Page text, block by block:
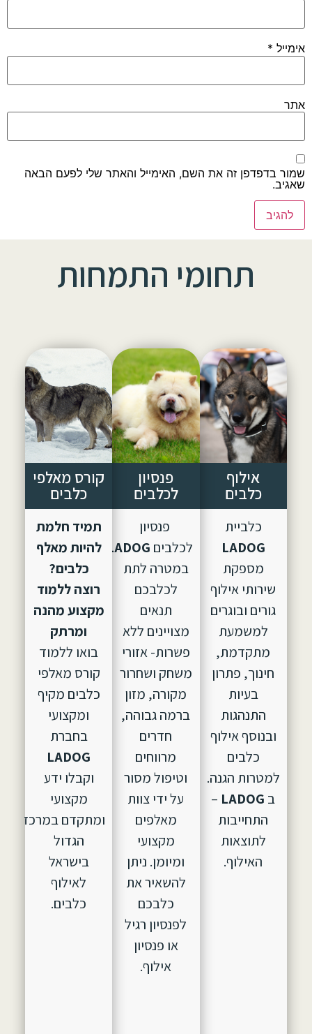
אימייל *
אתר
שמור בדפדפן זה את השם, האימייל והאתר שלי לפעם הבאה
שאגיב.
תחומי התמחות
אילוף
כלבים
כלביית
LADOG
מספקת
שירותי אילוף
גורים ובוגרים
למשמעת
מתקדמת,
חינוך, פתרון
בעיות
התנהגות
ובנוסף אילוף
כלבים
למטרות הגנה.
ב LADOG
–
התחייבות
לתוצאות
האילוף.
פנסיון
לכלבים
פנסיון
לכלבים LADOG, הוקם
במטרה לתת
לכלבכם
תנאים
מצויינים ללא
פשרות- אזורי
משחק ושחרור
מקורה, מזון
ברמה גבוהה,
חדרים
מרווחים
וטיפול מסור
על ידי צוות
מאלפים
מקצועי
ומיומן. ניתן
להשאיר את
כלבכם
לפנסיון רגיל
או פנסיון
אילוף.
קורס מאלפי
כלבים
תמיד חלמת
להיות מאלף
כלבים?
רוצה ללמוד
מקצוע מהנה
ומרתק
בואו ללמוד
קורס מאלפי
כלבים מקיף
ומקצועי
בחברת
LADOG
וקבלו ידע
מקצועי
ומתקדם במרכז
הגדול
בישראל
לאילוף
כלבים.